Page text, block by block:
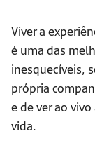
Viver a
é uma das
inesquecíveis,
própria
e de ver ao
vida.